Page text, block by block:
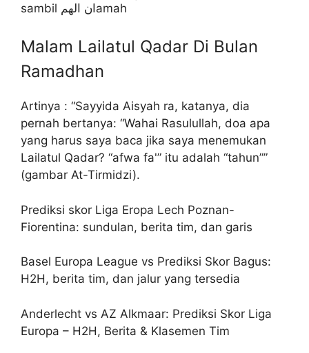
sambil ان الهمamah
Malam Lailatul Qadar Di Bulan
Ramadhan
Artinya : “Sayyida Aisyah ra, katanya, dia
pernah bertanya: “Wahai Rasulullah, doa apa
yang harus saya baca jika saya menemukan
Lailatul Qadar? “afwa fa'” itu adalah “tahun””
(gambar At-Tirmidzi).
Prediksi skor Liga Eropa Lech Poznan-
Fiorentina: sundulan, berita tim, dan garis
Basel Europa League vs Prediksi Skor Bagus:
H2H, berita tim, dan jalur yang tersedia
Anderlecht vs AZ Alkmaar: Prediksi Skor Liga
Europa – H2H, Berita & Klasemen Tim